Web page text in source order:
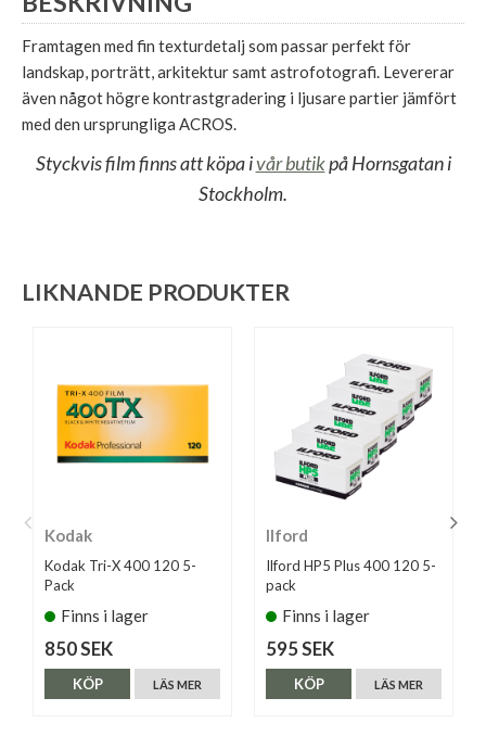
Framtagen med fin texturdetalj som passar perfekt för
landskap, porträtt, arkitektur samt astrofotografi. Levererar
även något högre kontrastgradering i ljusare partier jämfört
med den ursprungliga ACROS.
Styckvis film finns att köpa ivår butikpå Hornsgatan i
Stockholm.
LIKNANDE PRODUKTER
Kodak
Kodak Tri-X 400 120 5-
Pack
Finns i lager
850 SEK
LÄS MER
KÖP
Ilford
Ilford HP5 Plus 400 120 5-
pack
Finns i lager
595 SEK
LÄS MER
KÖP